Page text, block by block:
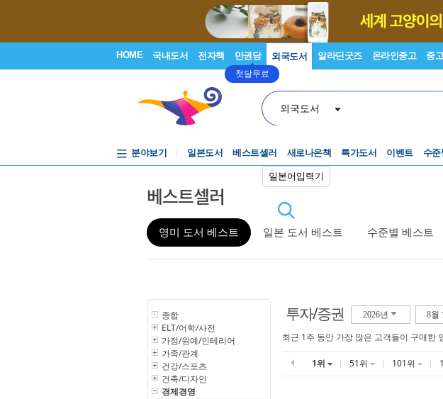
HOME 국내도서 전자책 만권당
첫달무료
외국도서 알라딘굿즈 온라인중고 중
외국도서
일본어입력기
분야보기 일본도서 베스트셀러 새로나온책 특가도서 이벤트
수
베스트셀러
영미 도서 베스트 일본 도서 베스트 수준별 베스트
종합
ELT/어학/사전
가정/원예/인테리어
가족/관계
건강/스포츠
건축/디자인
경제경영
투자/증권 2026년 8월
최근 1주 동안 가장 많은 고객들이 구매한
1위 51위 101위